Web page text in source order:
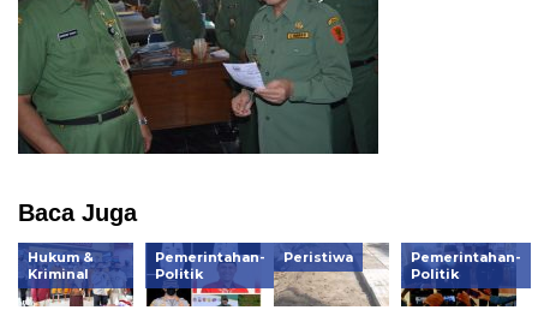
Baca Juga
Hukum &
Kriminal
Pemerintahan-
Politik
Peristiwa
Pemerintahan-
Politik